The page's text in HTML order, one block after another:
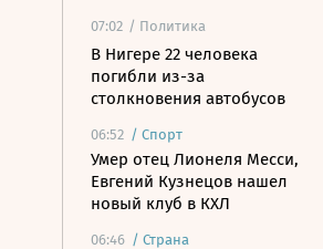
07:02 / Политика
В Нигере 22 человека
погибли из-за
столкновения автобусов
06:52 / Спорт
Умер отец Лионеля Месси,
Евгений Кузнецов нашел
новый клуб в КХЛ
06:46 / Страна